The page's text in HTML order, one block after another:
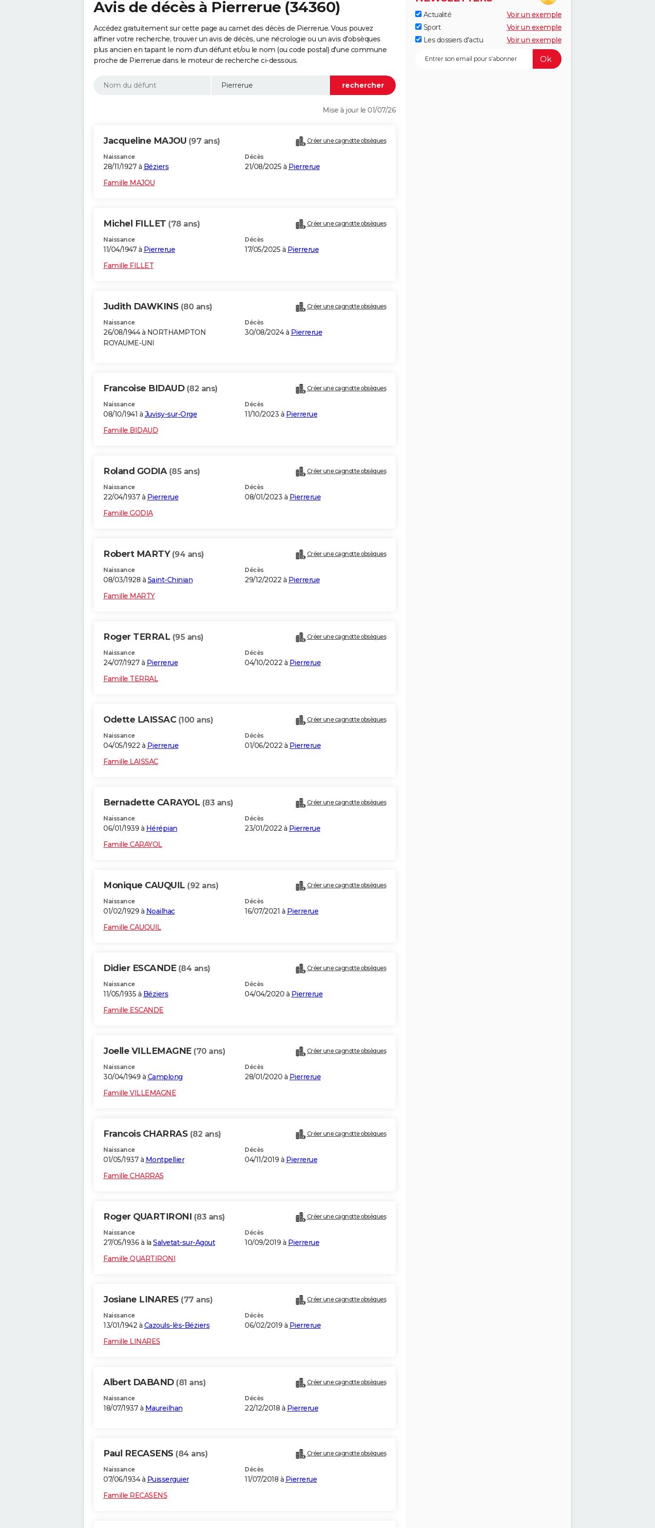
Avis de décès à Pierrerue (34360)
Accédez gratuitement sur cette page au carnet des décès de Pierrerue. Vous pouvez
affiner votre recherche, trouver un avis de décès, une nécrologie ou un avis d'obsèques
plus ancien en tapant le nom d'un défunt et/ou le nom (ou code postal) d'une commune
proche de Pierrerue dans le moteur de recherche ci-dessous.
Mise à jour le 01/07/26
Jacqueline MAJOU (97 ans) Créer une cagnotte obsèques
Naissance
28/11/1927 à Béziers
Décès
21/08/2025 à Pierrerue
Famille MAJOU
Michel FILLET (78 ans) Créer une cagnotte obsèques
Naissance
11/04/1947 à Pierrerue
Décès
17/05/2025 à Pierrerue
Famille FILLET
Judith DAWKINS (80 ans) Créer une cagnotte obsèques
Naissance
26/08/1944 à NORTHAMPTON
ROYAUME-UNI
Décès
30/08/2024 à Pierrerue
Francoise BIDAUD (82 ans) Créer une cagnotte obsèques
Naissance
08/10/1941 à Juvisy-sur-Orge
Décès
11/10/2023 à Pierrerue
Famille BIDAUD
Roland GODIA (85 ans) Créer une cagnotte obsèques
Naissance
22/04/1937 à Pierrerue
Décès
08/01/2023 à Pierrerue
Famille GODIA
Robert MARTY (94 ans) Créer une cagnotte obsèques
Naissance
08/03/1928 à Saint-Chinian
Décès
29/12/2022 à Pierrerue
Famille MARTY
Roger TERRAL (95 ans) Créer une cagnotte obsèques
Naissance
24/07/1927 à Pierrerue
Décès
04/10/2022 à Pierrerue
Famille TERRAL
Odette LAISSAC (100 ans) Créer une cagnotte obsèques
Naissance
04/05/1922 à Pierrerue
Décès
01/06/2022 à Pierrerue
Famille LAISSAC
Bernadette CARAYOL (83 ans) Créer une cagnotte obsèques
Naissance
06/01/1939 à Hérépian
Décès
23/01/2022 à Pierrerue
Famille CARAYOL
Monique CAUQUIL (92 ans) Créer une cagnotte obsèques
Naissance
01/02/1929 à Noailhac
Décès
16/07/2021 à Pierrerue
Famille CAUQUIL
Didier ESCANDE (84 ans) Créer une cagnotte obsèques
Naissance
11/05/1935 à Béziers
Décès
04/04/2020 à Pierrerue
Famille ESCANDE
Joelle VILLEMAGNE (70 ans) Créer une cagnotte obsèques
Naissance
30/04/1949 à Camplong
Décès
28/01/2020 à Pierrerue
Famille VILLEMAGNE
Francois CHARRAS (82 ans) Créer une cagnotte obsèques
Naissance
01/05/1937 à Montpellier
Décès
04/11/2019 à Pierrerue
Famille CHARRAS
Roger QUARTIRONI (83 ans) Créer une cagnotte obsèques
Naissance
27/05/1936 à la Salvetat-sur-Agout
Décès
10/09/2019 à Pierrerue
Famille QUARTIRONI
Josiane LINARES (77 ans) Créer une cagnotte obsèques
Naissance
13/01/1942 à Cazouls-lès-Béziers
Décès
06/02/2019 à Pierrerue
Famille LINARES
Albert DABAND (81 ans) Créer une cagnotte obsèques
Naissance
18/07/1937 à Maureilhan
Décès
22/12/2018 à Pierrerue
Paul RECASENS (84 ans) Créer une cagnotte obsèques
Naissance
07/06/1934 à Puisserguier
Décès
11/07/2018 à Pierrerue
Famille RECASENS
Actualité
Voir un exemple
Sport
Voir un exemple
Les dossiers d'actu
Voir un exemple